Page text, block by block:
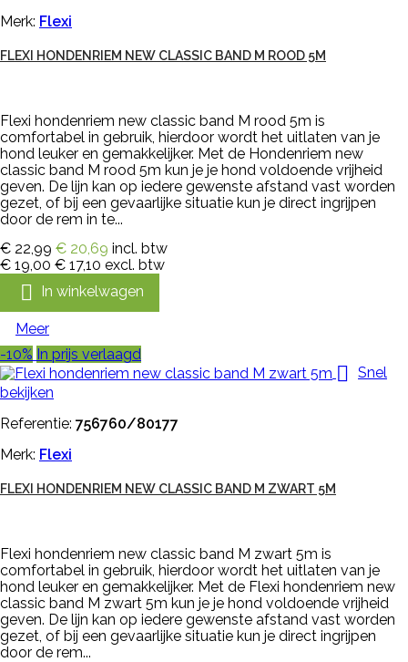
Merk: Flexi
FLEXI HONDENRIEM NEW CLASSIC BAND M ROOD 5M
Flexi hondenriem new classic band M rood 5m is
comfortabel in gebruik, hierdoor wordt het uitlaten van je
hond leuker en gemakkelijker. Met de Hondenriem new
classic band M rood 5m kun je je hond voldoende vrijheid
geven. De lijn kan op iedere gewenste afstand vast worden
gezet, of bij een gevaarlijke situatie kun je direct ingrijpen
door de rem in te...
€ 22,99 € 20,69 incl. btw
€ 19,00 € 17,10 excl. btw
 In winkelwagen
Meer
-10% In prijs verlaagd
 Snel
bekijken
Referentie: 756760/80177
Merk: Flexi
FLEXI HONDENRIEM NEW CLASSIC BAND M ZWART 5M
Flexi hondenriem new classic band M zwart 5m is
comfortabel in gebruik, hierdoor wordt het uitlaten van je
hond leuker en gemakkelijker. Met de Flexi hondenriem new
classic band M zwart 5m kun je je hond voldoende vrijheid
geven. De lijn kan op iedere gewenste afstand vast worden
gezet, of bij een gevaarlijke situatie kun je direct ingrijpen
door de rem...